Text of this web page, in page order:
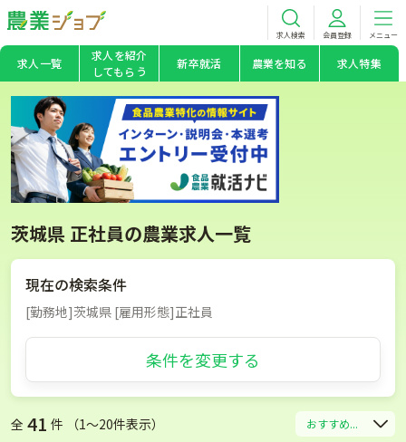
求人検索 会員登録 メニュー
求人一覧
求人を紹介
してもらう
新卒就活 農業を知る 求人特集
茨城県 正社員の農業求人一覧
現在の検索条件
[勤務地]茨城県 [雇用形態]正社員
条件を変更する
全 41 件 （1〜20件表示） おすすめ...